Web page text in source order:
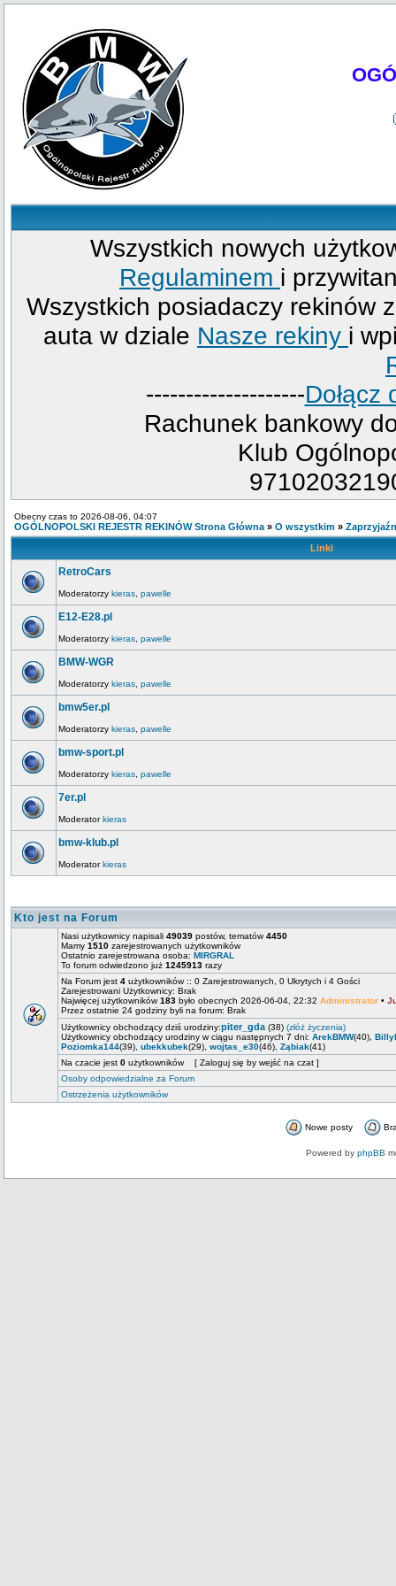
Wszystkich nowych
Regulaminem i
Wszystkich posiadaczy rekinów
auta w dziale Nasze rekiny i
--------------------
Rachunek bankowy
Klub
Obecny czas to 2026-08-06, 04:07
OGÓLNOPOLSKI REJESTR REKINÓW Strona Główna » O wszystkim »
Linki
RetroCars
Moderatorzy kieras pawelle
E12-E28.pl
Moderatorzy kieras pawelle
BMW-WGR
Moderatorzy kieras pawelle
bmw5er.pl
Moderatorzy kieras pawelle
bmw-sport.pl
Moderatorzy kieras pawelle
7er.pl
Moderatorkieras
bmw-klub.pl
Moderatorkieras
Kto jest na Forum
Nasi użytkownicy napisali 49039 postów, tematów4450
Mamy 1510 zarejestrowanych użytkowników
Ostatnio zarejestrowana osoba: MIRGRAL
To forum odwiedzono już 1245913 razy
Na Forum jest 4 użytkowników :: 0 Zarejestrowanych, 0 Ukrytych i 4 Gości
Zarejestrowani Użytkownicy: Brak
Najwięcej użytkowników183 było obecnych 2026-06-04, 22:32 Administrator •
Przez ostatnie 24 godziny byli na forum: Brak
Użytkownicy obchodzący dziś urodziny:piter_gda (38) (złóż życzenia)
Użytkownicy obchodzący urodziny w ciągu następnych 7 dni: ArekBMW(40),
Poziomka144(39), ubekkubek(29), wojtas_e30(46), Ząbiak(41)
Na czacie jest 0 użytkowników [ Zaloguj się by wejść na czat ]
Osoby odpowiedzialne za Forum
Ostrzeżenia użytkowników
Nowe posty
Powered by phpBB